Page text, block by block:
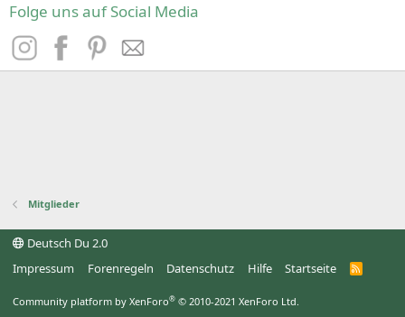
Folge uns auf Social Media
Mitglieder
Deutsch Du 2.0
Impressum
Forenregeln Datenschutz Hilfe Startseite
R
Community platform by XenForo® © 2010-2021 XenForo Ltd.